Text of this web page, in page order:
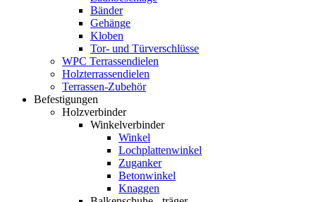
Bänder
Gehänge
Kloben
Tor- und Türverschlüsse
WPC Terrassendielen
Holzterrassendielen
Terrassen-Zubehör
Befestigungen
Holzverbinder
Winkelverbinder
Winkel
Lochplattenwinkel
Zuganker
Betonwinkel
Knaggen